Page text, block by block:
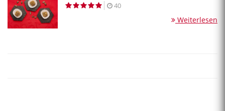
40
Weiterlesen